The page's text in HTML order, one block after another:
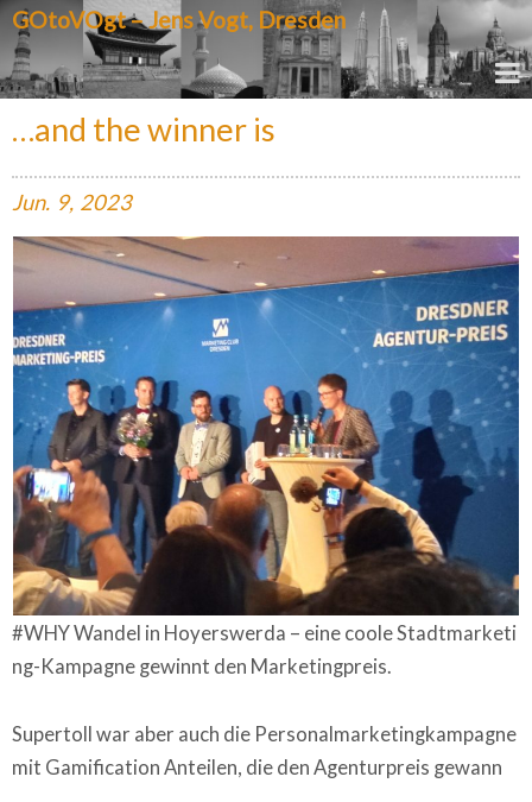
GOtoVOgt – Jens Vogt, Dresden
…and the winner is
Jun. 9, 2023
#WHY Wandel in Hoyerswerda – eine coole Stadtmarketi
ng-Kampagne gewinnt den Marketingpreis.
Supertoll war aber auch die Personalmarketingkampagne
mit Gamification Anteilen, die den Agenturpreis gewann